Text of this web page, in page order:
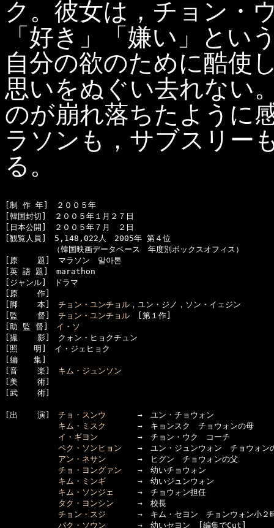
ク。彼女は，チョン・
「好き」「嫌い」とい
自分の欲のために酷使
思いをぬぐい去れない
のが崩れ落ちたように
ラソンも，サブスリー
る。
[制 作 年]　２００５年
[韓国封切]　２００５年１月２７日
[日本公開]　２００５年７月　２日
[観覧人員]　5,148,022人　2005年 第４位
（韓国映画データベース　年度別ボックスオフィス）
[原    題]　マラソン　말아톤
[英 語 題]　marathon
[ジャンル]　ドラマ
[原    作]
[脚    本] チョン・ユンチョル ，ユン・ジノ，ソン・イェジン
[監    督] チョン・ユンチョル [第１作]
[助 監 督] イ・ソ
[撮    影]　クォン・ヒョクチュン
[照　　明]　イ・ジェヒョク
[編　　集]
[音    楽] キム・ジュンソン
[美    術]
[武    術]
[出    演] チョ・スンウ
→　ユン・チョウォン
キム・ミスク
→　キョンスク　チョウォンの母
イ・ギヨン →　チョン・ウク　コーチ
ペク・ソンヒョン →　ユン・ジュンウォン　チョウォン
アン・ネサン →　ヒグン　チョウォンの父
チョ・ヨングァン →　幼いチョウォン
キム・ミンギ →　幼いジュンウォン
キム・ソンジェ →　チョウォン担任
タク・ヨンシン →　校長
チョン・スジ →　キム・セヨン　チョンウォン小２
パク・ソウン →　幼いセヨン　[編集でCut]